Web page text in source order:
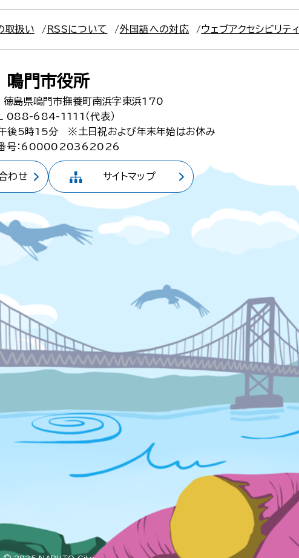
取扱い RSSについて 外国語への対応 ウェブアクセシビリティ
鳴門市役所
徳島県鳴門市撫養町南浜字東浜170
088-684-1111（代表）
後5時15分
※土日祝および年末年始はお休み
号：6000020362026
わせ サイトマップ